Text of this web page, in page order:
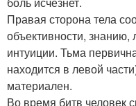
Правая сторона тела
объективности,
интуиции. Тьма
находится в левой
материален.
Во время битв человек